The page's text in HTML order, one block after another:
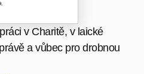
v Charitě, v laické
a vůbec pro drobnou